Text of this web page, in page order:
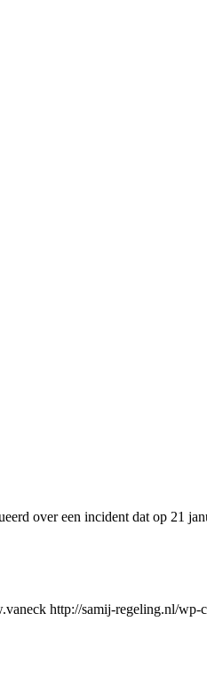
over een incident dat op 21
http://samij-regeling.nl/